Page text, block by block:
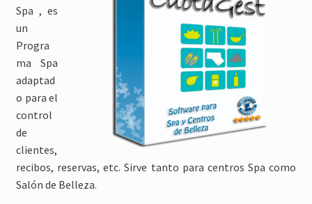
Manuales
Descargar
Tienda
Blog
Mi cuenta
Spa , es
un
Progra
ma Spa
adaptad
o para el
control
de
clientes,
recibos, reservas, etc. Sirve tanto para centros Spa como
Salón de Belleza.